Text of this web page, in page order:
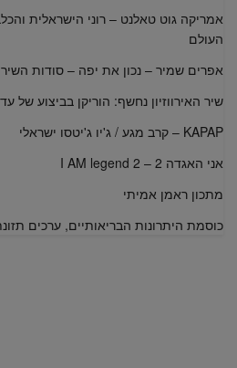
העולם
אפרים שמיר – נכון את יפה – סודות השיר
שיר האירווזיון נחשף: הוריקן בביצוע של
KAPAP – קרב מגע / ג'יו ג'יטסו ישראלי
אני האגדה 2 – I AM legend 2
מתכון ראמן אמיתי
כוסמת היתרונות הבריאותיים, ערכים